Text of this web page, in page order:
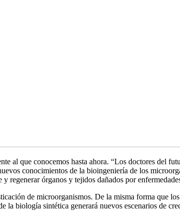
al que conocemos hasta ahora. “Los doctores del
conocimientos de la bioingeniería de los
regenerar órganos y tejidos dañados por
de microorganismos. De la misma forma que
biología sintética generará nuevos escenarios de